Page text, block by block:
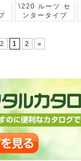
\220 ルーツ セ
ンタータイプ
1 2 »